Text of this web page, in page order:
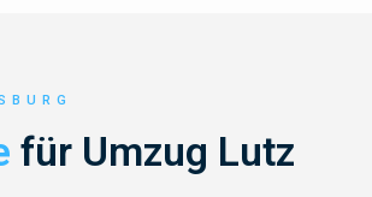
für Umzug Lutz